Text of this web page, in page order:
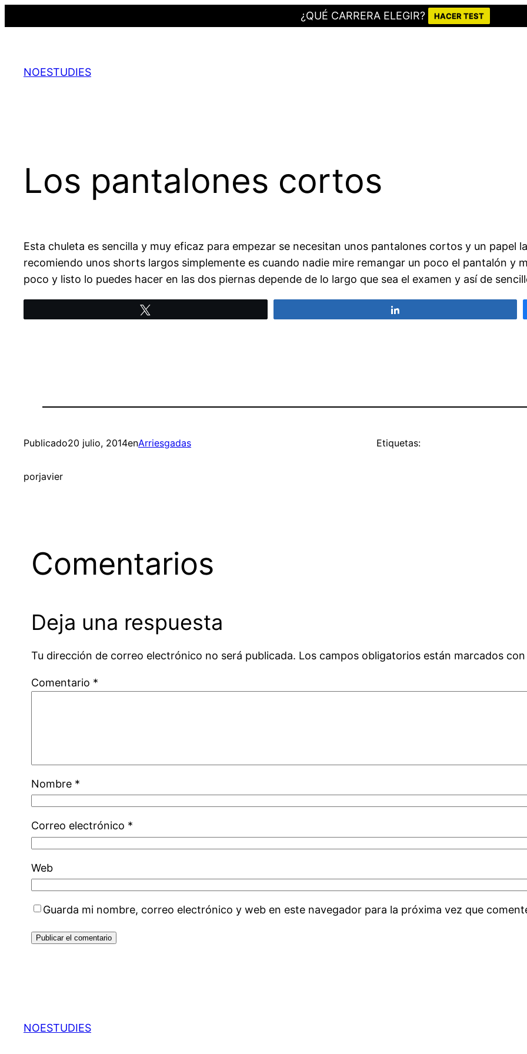
¿QUÉ CARRERA ELEGIR? HACER TEST
contenido
NOESTUDIES
Los pantalones cortos
Esta chuleta es sencilla y muy eficaz para empezar se necesitan unos pantalones cortos y un papel
recomiendo unos shorts largos simplemente es cuando nadie mire remangar un poco el pantalón y
poco y listo lo puedes hacer en las dos piernas depende de lo largo que sea el examen y así de
Publicado20 julio, 2014enArriesgadas
porjavier
Etiquetas:
Comentarios
Deja una respuesta
Tu dirección de correo electrónico no será publicada. Los campos obligatorios están marcados
Comentario *
Nombre *
Correo electrónico *
Web
Guarda mi nombre, correo electrónico y web en este navegador para la próxima vez que
NOESTUDIES